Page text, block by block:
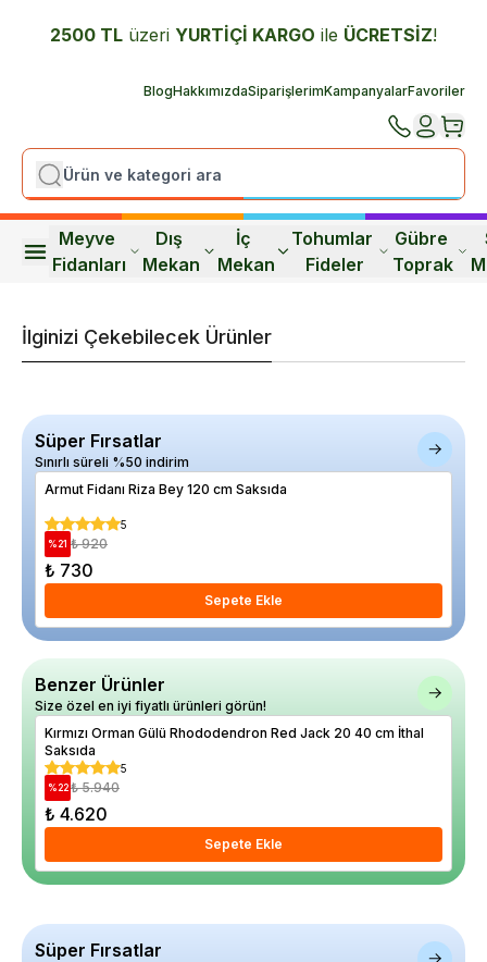
2500 TL üzeri YURTİÇİ KARGO ile ÜCRETSİZ!
BlogHakkımızdaSiparişlerimKampanyalarFavoriler
Meyve
Fidanları
Dış
Mekan
İç
Mekan
Tohumlar
Fideler
Gübre
Toprak
İlginizi Çekebilecek Ürünler
Süper Fırsatlar
Sınırlı süreli %50 indirim
Armut Fidanı Riza Bey 120 cm Saksıda
5
%21 ₺ 920
₺ 730
Sepete Ekle
Benzer Ürünler
Size özel en iyi fiyatlı ürünleri görün!
Kırmızı Orman Gülü Rhododendron Red Jack 20 40 cm İthal
Saksıda
5
%22 ₺ 5.940
₺ 4.620
Sepete Ekle
Süper Fırsatlar